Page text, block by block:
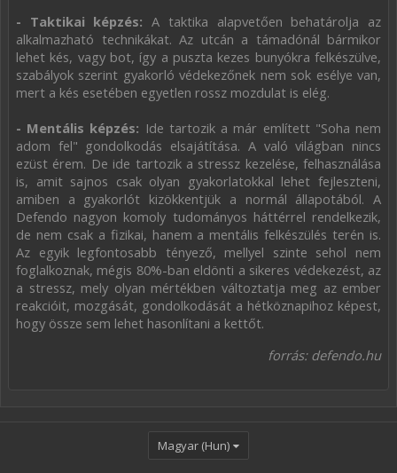
- Taktikai képzés: A taktika alapvetően behatárolja az
alkalmazható technikákat. Az utcán a támadónál bármikor
lehet kés, vagy bot, így a puszta kezes bunyókra felkészülve,
szabályok szerint gyakorló védekezőnek nem sok esélye van,
mert a kés esetében egyetlen rossz mozdulat is elég.
- Mentális képzés: Ide tartozik a már említett "Soha nem
adom fel" gondolkodás elsajátítása. A való világban nincs
ezüst érem. De ide tartozik a stressz kezelése, felhasználása
is, amit sajnos csak olyan gyakorlatokkal lehet fejleszteni,
amiben a gyakorlót kizökkentjük a normál állapotából. A
Defendo nagyon komoly tudományos háttérrel rendelkezik,
de nem csak a fizikai, hanem a mentális felkészülés terén is.
Az egyik legfontosabb tényező, mellyel szinte sehol nem
foglalkoznak, mégis 80%-ban eldönti a sikeres védekezést, az
a stressz, mely olyan mértékben változtatja meg az ember
reakcióit, mozgását, gondolkodását a hétköznapihoz képest,
hogy össze sem lehet hasonlítani a kettőt.
forrás: defendo.hu
Magyar (Hun)